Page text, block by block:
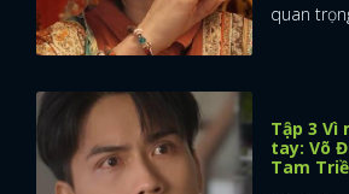
quan
Tập 3 Vì
tay: Võ
Tam